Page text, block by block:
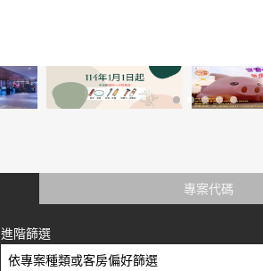
進階篩選
依專案種類或客房偏好篩選
專案代碼